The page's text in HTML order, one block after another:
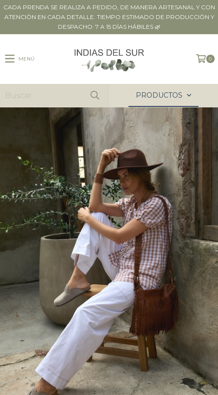
CADA PRENDA SE REALIZA A PEDIDO, DE MANERA ARTESANAL Y CON
ATENCIÒN EN CADA DETALLE. TIEMPO ESTIMADO DE PRODUCCIÒN Y
DESPACHO: 7 A 15 DÌAS HÁBILES 🌿
MENÚ 0
PRODUCTOS